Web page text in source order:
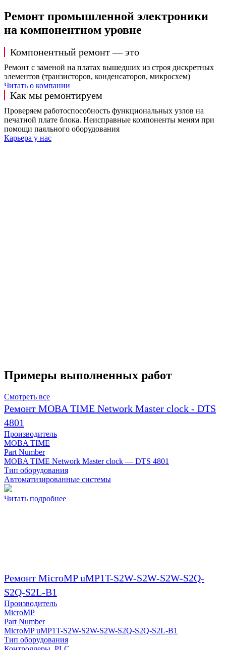
Ремонт промышленной электроники
на компонентном уровне
Компонентный ремонт — это
Ремонт с заменой на платах вышедших из строя дискретных
элементов (транзисторов, конденсаторов, микросхем)
Читать о компании
Как мы ремонтируем
Проверяем работоспособность функциональных узлов на
печатной плате блока. Неисправные компоненты меням при
помощи паяльного оборудования
Карьера у нас
Примеры выполненных работ
Смотреть все
Ремонт MOBA TIME Network Master clock - DTS
4801
Производитель
MOBA TIME
Part Number
MOBA TIME Network Master clock — DTS 4801
Тип оборудования
Автоматизированные системы
Читать подробнее
Ремонт MicroMP uMP1T-S2W-S2W-S2W-S2Q-
S2Q-S2L-B1
Производитель
MicroMP
Part Number
MicroMP uMP1T-S2W-S2W-S2W-S2Q-S2Q-S2L-B1
Тип оборудования